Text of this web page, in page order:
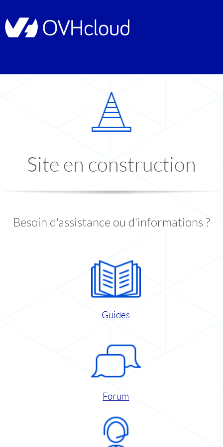
Site en construction
Besoin d'assistance ou d'informations ?
Guides
Forum